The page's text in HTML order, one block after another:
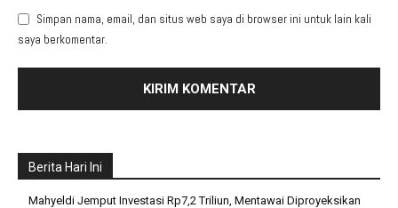
Simpan nama, email, dan situs web saya di browser ini untuk lain kali
saya berkomentar.
Berita Hari Ini
Mahyeldi Jemput Investasi Rp7,2 Triliun, Mentawai Diproyeksikan